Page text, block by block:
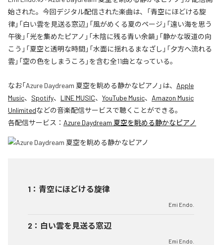
始された。今回デジタル配信された楽曲は、「青空にほどける旋
律」「白い雲を見送る窓辺」「風がめくる夏のページ」「遠い海を思う
午後」「光を集めたピアノ」「木陰に残る青い余韻」「静かな坂道の向
こう」「夏空と透明な時間」「水面に揺れるまなざし」「夕方へ流れる
雲」「空の色をしまうころ」を含む全11曲となっている。
なお「Azure Daydream 夏空を眺める静かなピアノ 」は、 Apple
Music、 Spotify、 LINE MUSIC、 YouTube Music、 Amazon Music
Unlimitedなどの音楽配信サービスで聴くことができる。
各配信サービス： Azure Daydream 夏空を眺める静かなピアノ
1 ： 青空にほどける旋律
Emi Endo.
2 ： 白い雲を見送る窓辺
Emi Endo.